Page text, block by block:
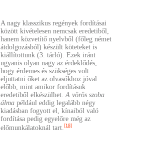
A nagy klasszikus regények fordításai
között kivételesen nemcsak eredetiből,
hanem közvetítő nyelvből (főleg német
átdolgozásból) készült köteteket is
kiállítottunk (3. tárló). Ezek iránt
ugyanis olyan nagy az érdeklődés,
hogy érdemes és szükséges volt
eljuttatni őket az olvasókhoz jóval
előbb, mint amikor fordításuk
eredetiből elkészülhet.A vörös szoba
álma például eddig legalább négy
kiadásban fogyott el, kínaiból való
fordítása pedig egyelőre még az
előmunkálatoknál tart. [18]